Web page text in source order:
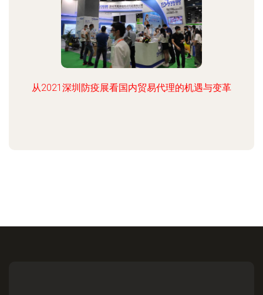
从2021深圳防疫展看国内贸易代理的机遇与变革